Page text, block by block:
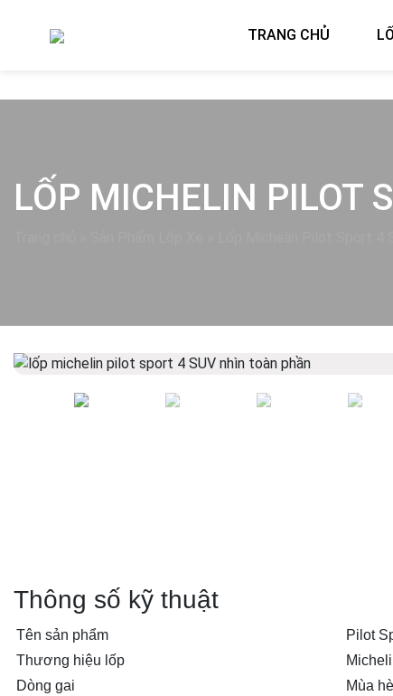
TRANG CHỦ
LỐP MICHELIN PILOT
Previous
Thông số kỹ thuật
Tên sản phẩm
Pilot
Thương hiệu lốp
Dòng gai
Mùa hè